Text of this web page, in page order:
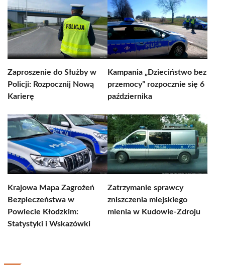
Zaproszenie do Służby w
Policji: Rozpocznij Nową
Karierę
Kampania „Dzieciństwo bez
przemocy” rozpocznie się 6
października
Krajowa Mapa Zagrożeń
Bezpieczeństwa w
Powiecie Kłodzkim:
Statystyki i Wskazówki
Zatrzymanie sprawcy
zniszczenia miejskiego
mienia w Kudowie-Zdroju